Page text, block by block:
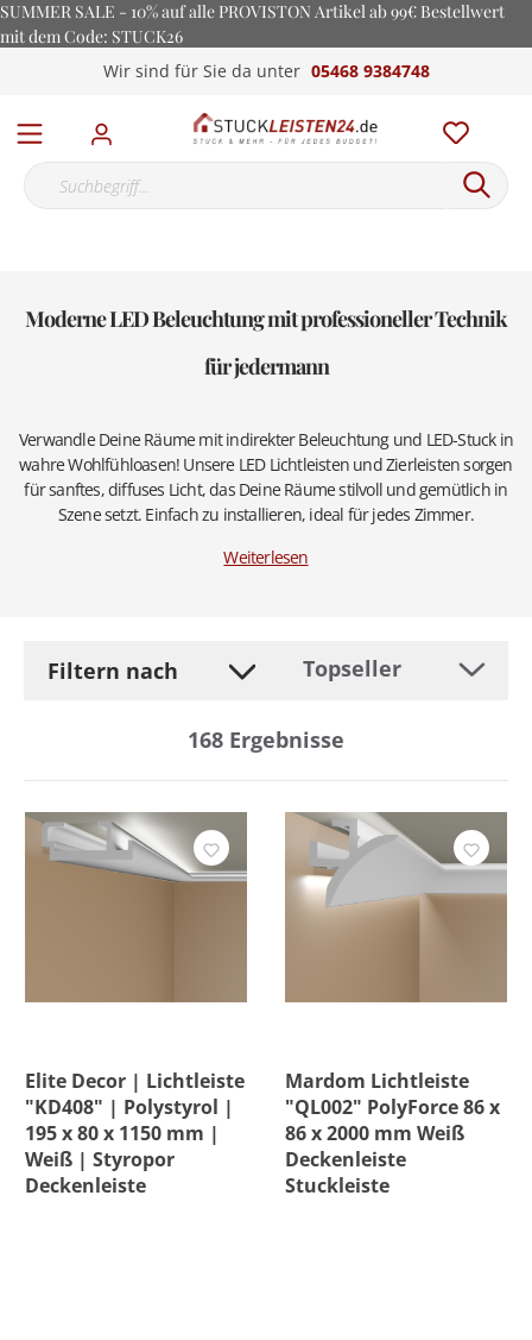
SUMMER SALE - 10% auf alle PROVISTON Artikel ab 99€ Bestellwert
mit dem Code: STUCK26
Wir sind für Sie da unter 05468 9384748
Moderne LED Beleuchtung mit professioneller Technik
für jedermann
Verwandle Deine Räume mit indirekter Beleuchtung und LED-Stuck in
wahre Wohlfühloasen! Unsere LED Lichtleisten und Zierleisten sorgen
für sanftes, diffuses Licht, das Deine Räume stilvoll und gemütlich in
Szene setzt. Einfach zu installieren, ideal für jedes Zimmer.
Weiterlesen
Filtern nach
168 Ergebnisse
Befestigung
Eigenschaft
Einfasshöhe
Elite Decor | Lichtleiste
"KD408" | Polystyrol |
195 x 80 x 1150 mm |
Weiß | Styropor
Deckenleiste
Mardom Lichtleiste
"QL002" PolyForce 86 x
86 x 2000 mm Weiß
Deckenleiste
Stuckleiste